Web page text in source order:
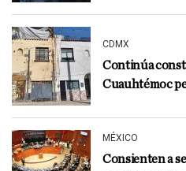
CDMX
Continúa
Cuauhtémoc
MÉXICO
Consienten a